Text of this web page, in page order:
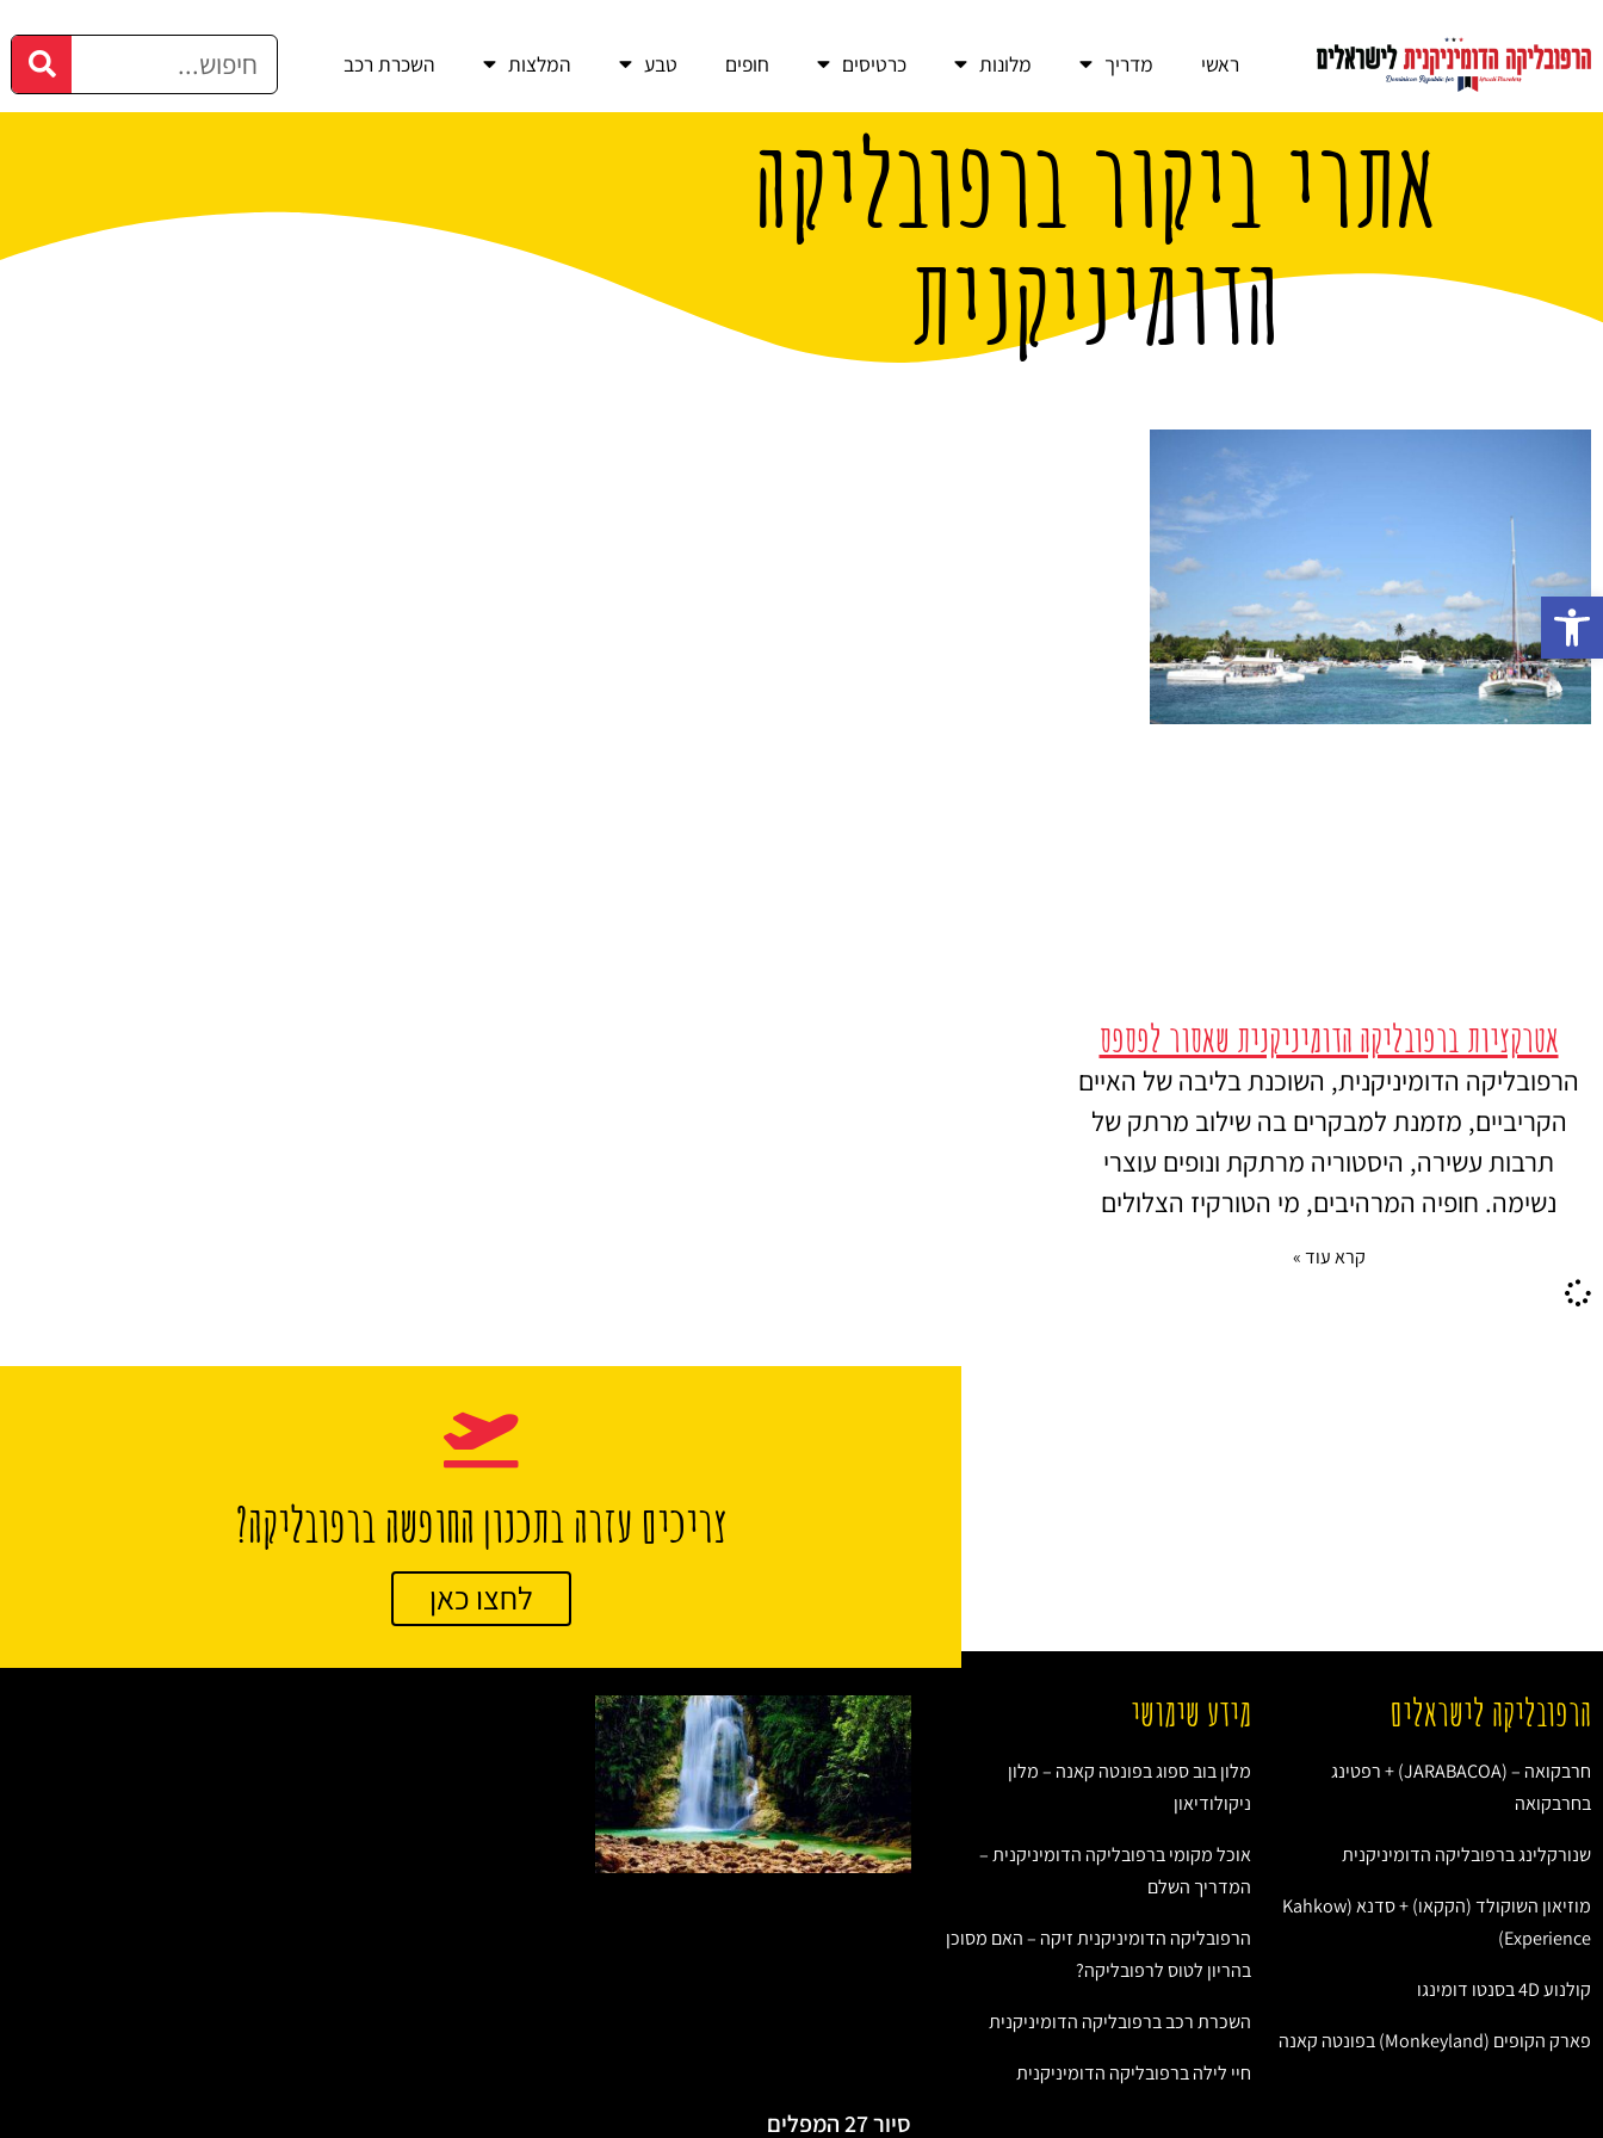
ראשי מדריך מלונות כרטיסים חופים טבע המלצות השכרת רכב
אתרי ביקור ברפובליקה
הדומיניקנית
אטרקציות ברפובליקה הדומיניקנית שאסור לפספס
הרפובליקה הדומיניקנית, השוכנת בליבה של האיים
הקריביים, מזמנת למבקרים בה שילוב מרתק של
תרבות עשירה, היסטוריה מרתקת ונופים עוצרי
נשימה. חופיה המרהיבים, מי הטורקיז הצלולים
קרא עוד »
צריכים עזרה בתכנון החופשה ברפובליקה?
לחצו כאן
הרפובליקה לישראלים
חרבקואה – (JARABACOA) + רפטינג
בחרבקואה
שנורקלינג ברפובליקה הדומיניקנית
מוזיאון השוקולד (הקקאו) + סדנא (Kahkow
Experience)
קולנוע 4D בסנטו דומינגו
פארק הקופים (Monkeyland) בפונטה קאנה
מידע שימושי
מלון בוב ספוג בפונטה קאנה – מלון
ניקולודיאון
אוכל מקומי ברפובליקה הדומיניקנית –
המדריך השלם
הרפובליקה הדומיניקנית זיקה – האם מסוכן
בהריון לטוס לרפובליקה?
השכרת רכב ברפובליקה הדומיניקנית
חיי לילה ברפובליקה הדומיניקנית
סיור 27 המפלים
פתח סרגל נגישות